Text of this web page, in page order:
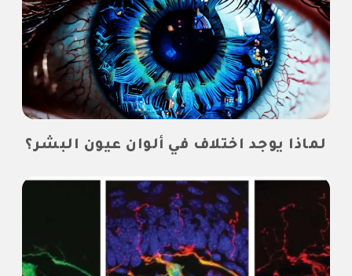
لماذا يوجد اختلاف في ألوان عيون البشر؟